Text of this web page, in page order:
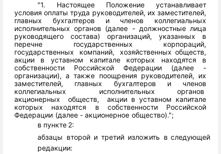
"1. Настоящее Положение
устанавливает
условия оплаты труда руководителей, их заместителей,
главных
бухгалтеров и членов
коллегиальных
исполнительных органов (далее - должностные лица
руководящего
состава) организаций, указанных
в
перечне
государственных корпораций,
государственных компаний, хозяйственных обществ,
акции в уставном капитале которых находятся в
собственности
Российской Федерации (далее
-
организации), а также поощрения руководителей, их
заместителей,
главных бухгалтеров и
членов
коллегиальных
исполнительных
органов
акционерных
обществ, акции в уставном капитале
которых
находятся в собственности
Российской
Федерации (далее - акционерное общество).";
в пункте 2:
абзацы второй и третий изложить в следующей
редакции: